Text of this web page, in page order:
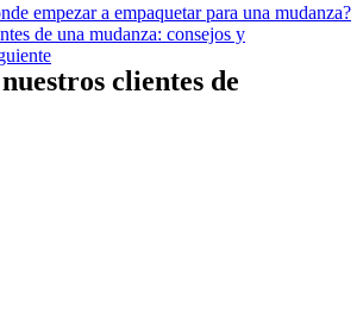
empezar a empaquetar para una mudanza?
de una mudanza: consejos y
clientes de